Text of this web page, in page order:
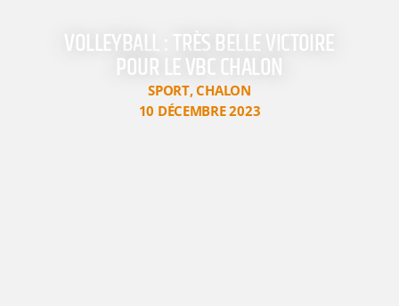
VOLLEYBALL : TRÈS BELLE VICTOIRE
POUR LE VBC CHALON
SPORT,CHALON
10 DÉCEMBRE 2023